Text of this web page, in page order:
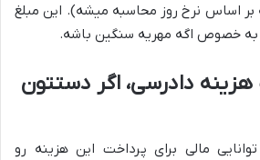
اساس نرخ روز محاسبه میشه). این مبلغ
به خصوص اگه مهریه سنگین باشه.
هزینه دادرسی، اگر دستتون
مالی برای پرداخت این هزینه رو